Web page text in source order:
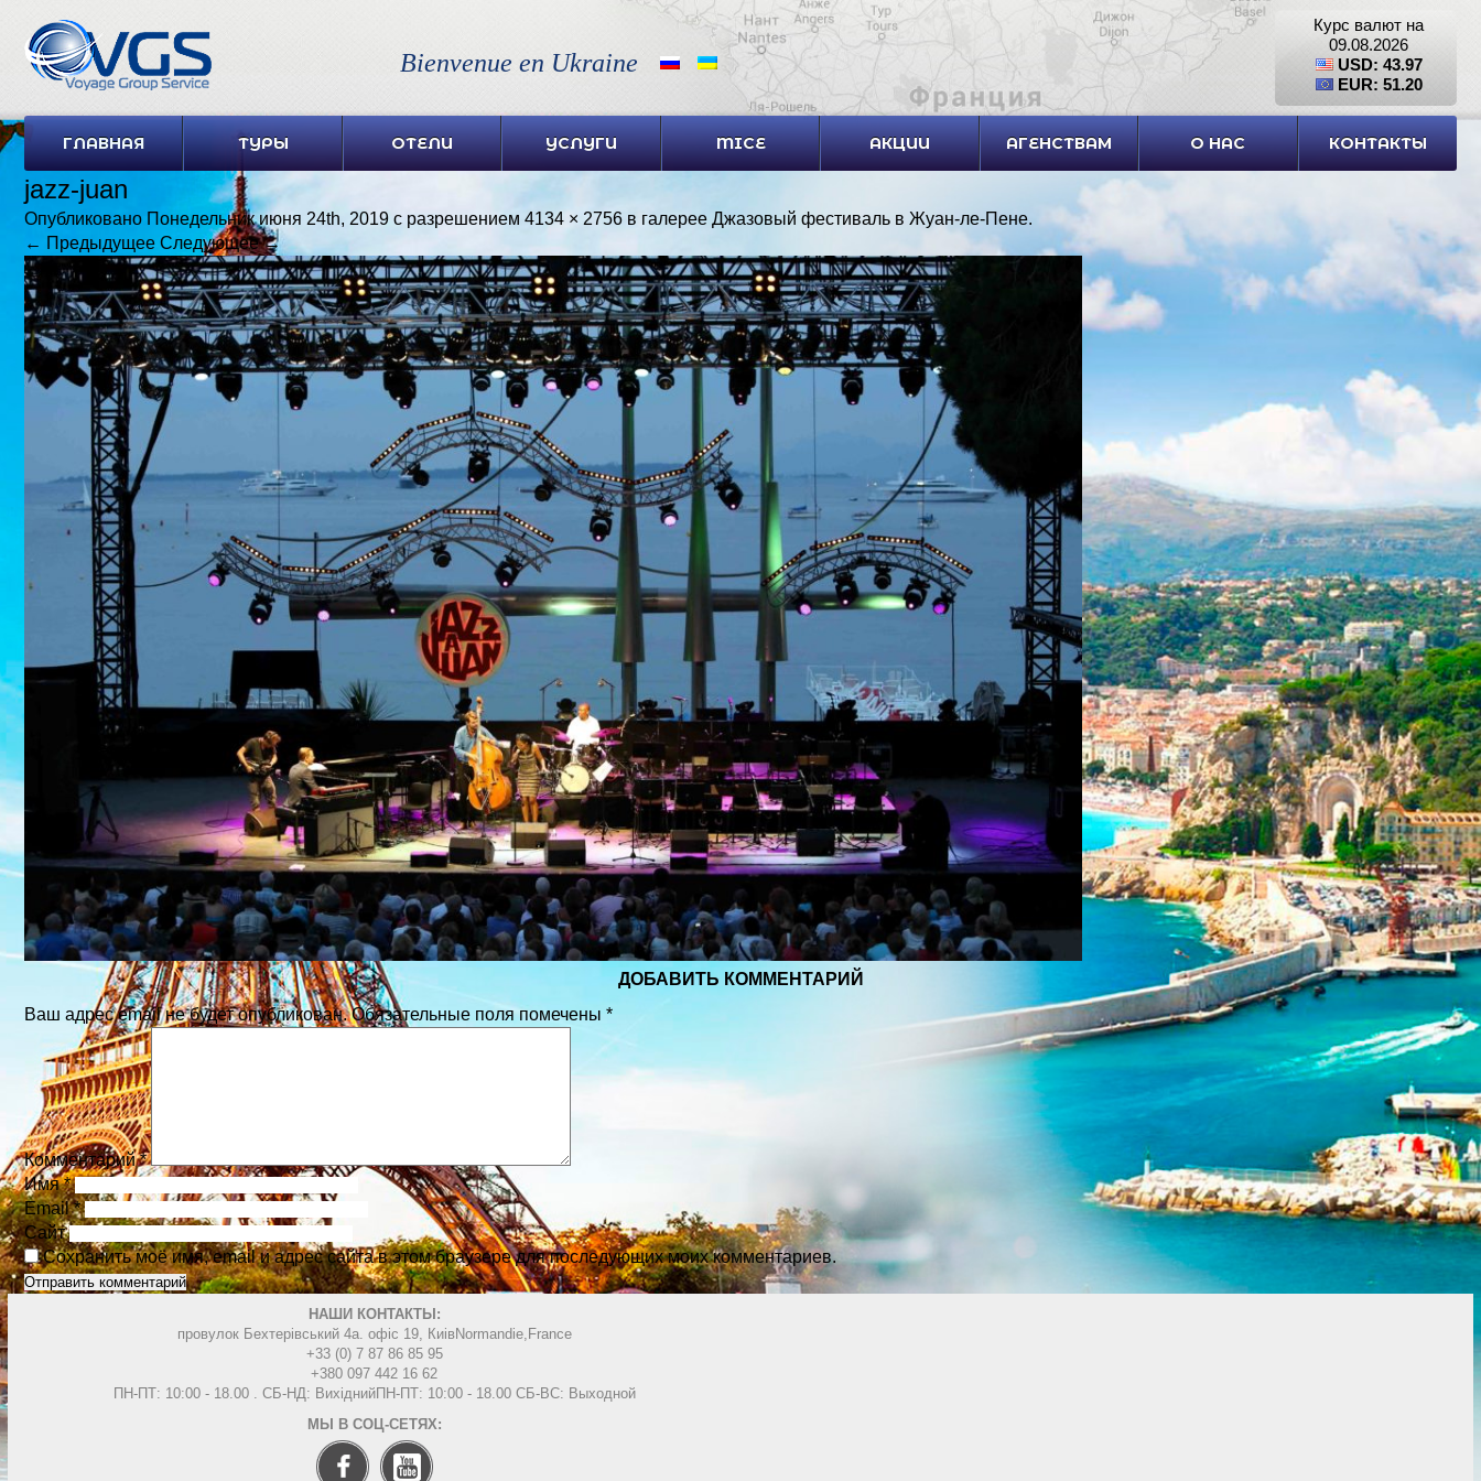
Bienvenue en Ukraine
Курс валют на
09.08.2026
USD: 43.97
EUR: 51.20
ГЛАВНАЯ ТУРЫ ОТЕЛИ УСЛУГИ MICE АКЦИИ АГЕНСТВАМ О НАС КОНТАКТЫ
jazz-juan
Опубликовано Понедельник июня 24th, 2019 с разрешением 4134 × 2756 в галерее Джазовый фестиваль в Жуан-ле-Пене.
← Предыдущее Следующее →
ДОБАВИТЬ КОММЕНТАРИЙ
Ваш адрес email не будет опубликован. Обязательные поля помечены *
Комментарий*
Имя*
Email*
Сайт
Сохранить моё имя, email и адрес сайта в этом браузере для последующих моих комментариев.
НАШИ КОНТАКТЫ:
провулок Бехтерівський 4а. офіс 19, КиівNormandie,France
+33 (0) 7 87 86 85 95
+380 097 442 16 62
ПН-ПТ: 10:00 - 18.00 . СБ-НД: ВихіднийПН-ПТ: 10:00 - 18.00 СБ-ВС: Выходной
МЫ В СОЦ-СЕТЯХ: